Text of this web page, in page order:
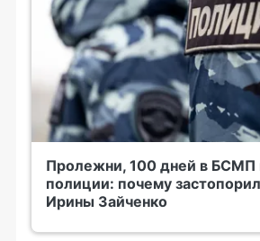
Пролежни, 100 дней в БСМП
полиции: почему
Ирины Зайченко